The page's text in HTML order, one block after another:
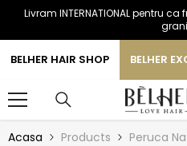
SARI LA CONTINUT
Livram INTERNATIONAL pentru
BELHER HAIR SHOP BELHER
Acasa Products Peruca